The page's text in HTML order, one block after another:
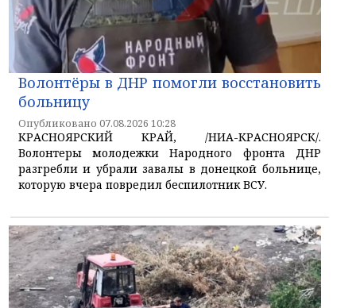
Волонтёры в ДНР помогли восстановить
больницу
Опубликовано 07.08.2026 10:28
КРАСНОЯРСКИЙ КРАЙ, /НИА-КРАСНОЯРСК/.
Волонтеры молодежки Народного фронта ДНР
разгребли и убрали завалы в донецкой больнице,
которую вчера повредил беспилотник ВСУ.